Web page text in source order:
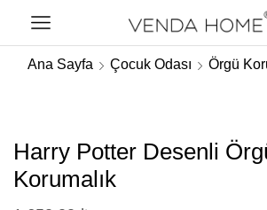
Ana Sayfa Çocuk Odası Örgü
Harry Potter Desenli
Korumalık